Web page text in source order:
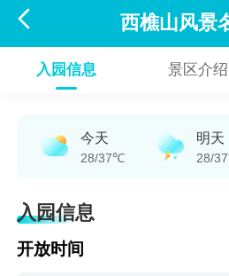
 西樵山风景
入园信息 景区介绍
今天
28/37℃
明天
28/
入园信息
开放时间